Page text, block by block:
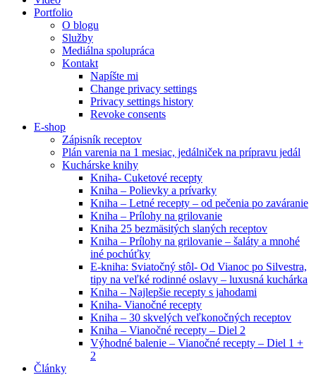
Portfolio
O blogu
Služby
Mediálna spolupráca
Kontakt
Napíšte mi
Change privacy settings
Privacy settings history
Revoke consents
E-shop
Zápisník receptov
Plán varenia na 1 mesiac, jedálniček na prípravu jedál
Kuchárske knihy
Kniha- Cuketové recepty
Kniha – Polievky a prívarky
Kniha – Letné recepty – od pečenia po zaváranie
Kniha – Prílohy na grilovanie
Kniha 25 bezmäsitých slaných receptov
Kniha – Prílohy na grilovanie – šaláty a mnohé
iné pochúťky
E-kniha: Sviatočný stôl- Od Vianoc po Silvestra,
tipy na veľké rodinné oslavy – luxusná kuchárka
Kniha – Najlepšie recepty s jahodami
Kniha- Vianočné recepty
Kniha – 30 skvelých veľkonočných receptov
Kniha – Vianočné recepty – Diel 2
Výhodné balenie – Vianočné recepty – Diel 1 +
2
Články